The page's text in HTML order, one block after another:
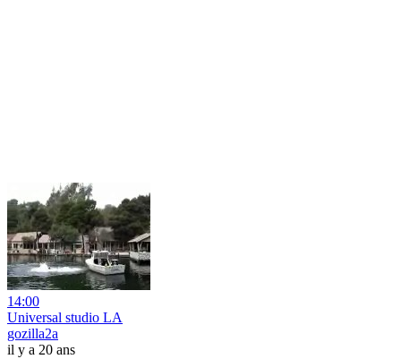
14:00
Universal studio LA
gozilla2a
il y a 20 ans